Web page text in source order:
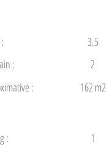
3.5
:
2
:
162 m2
: 1